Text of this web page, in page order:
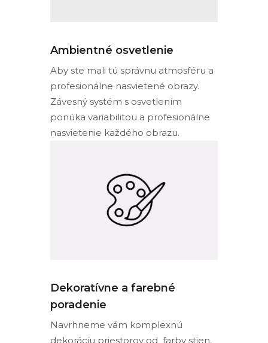
Ambientné osvetlenie
Aby ste mali tú správnu atmosféru a
profesionálne nasvietené obrazy.
Závesný systém s osvetlením
ponúka variabilitou a profesionálne
nasvietenie každého obrazu.
Dekoratívne a farebné
poradenie
Navrhneme vám komplexnú
dekoráciu priestorov od farby stien,